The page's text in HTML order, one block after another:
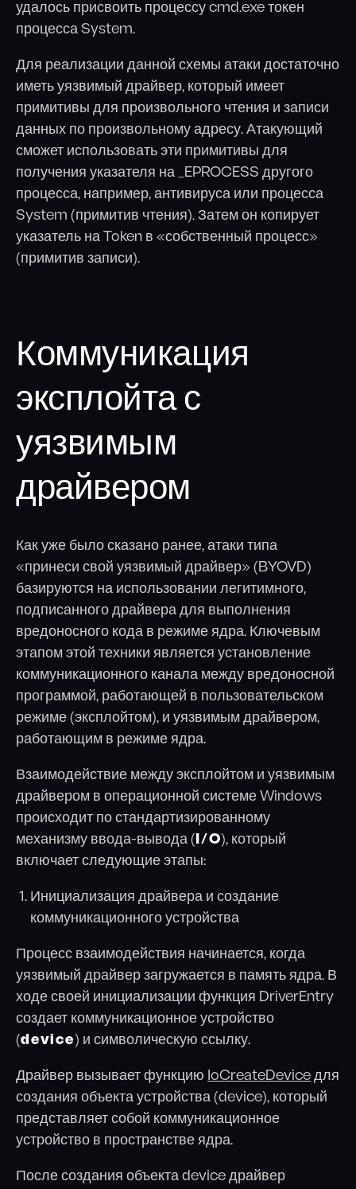
удалось присвоить процессу cmd.exe токен
процесса System.
Для реализации данной схемы атаки достаточно
иметь уязвимый драйвер, который имеет
примитивы для произвольного чтения и записи
данных по произвольному адресу. Атакующий
сможет использовать эти примитивы для
получения указателя на _EPROCESS другого
процесса, например, антивируса или процесса
System (примитив чтения). Затем он копирует
указатель на Token в «собственный процесс»
(примитив записи).
Коммуникация
эксплойта с
уязвимым
драйвером
Как уже было сказано ранее, атаки типа
«принеси свой уязвимый драйвер» (BYOVD)
базируются на использовании легитимного,
подписанного драйвера для выполнения
вредоносного кода в режиме ядра. Ключевым
этапом этой техники является установление
коммуникационного канала между вредоносной
программой, работающей в пользовательском
режиме (эксплойтом), и уязвимым драйвером,
работающим в режиме ядра.
Взаимодействие между эксплойтом и уязвимым
драйвером в операционной системе Windows
происходит по стандартизированному
механизму ввода-вывода ( I/O), который
включает следующие этапы:
Инициализация драйвера и создание
коммуникационного устройства
Процесс взаимодействия начинается, когда
уязвимый драйвер загружается в память ядра. В
ходе своей инициализации функция DriverEntry
создает коммуникационное устройство
(device ) и символическую ссылку.
Драйвер вызывает функцию IoCreateDevice для
создания объекта устройства (device), который
представляет собой коммуникационное
устройство в пространстве ядра.
После создания объекта device драйвер